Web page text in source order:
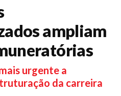
ampliam
urgente a
da carreira